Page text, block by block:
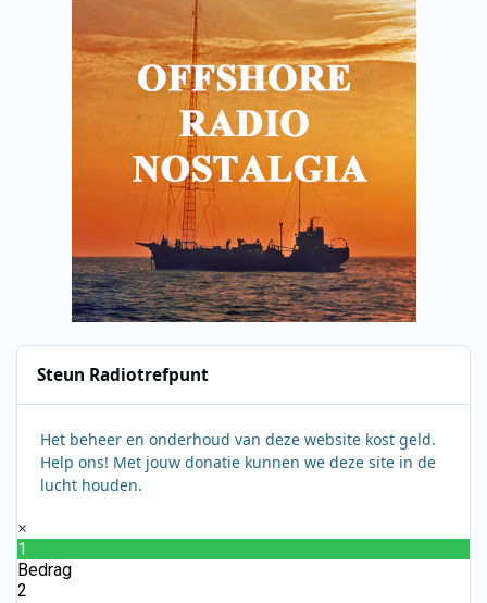
Steun Radiotrefpunt
Het beheer en onderhoud van deze website kost geld.
Help ons! Met jouw donatie kunnen we deze site in de
lucht houden.